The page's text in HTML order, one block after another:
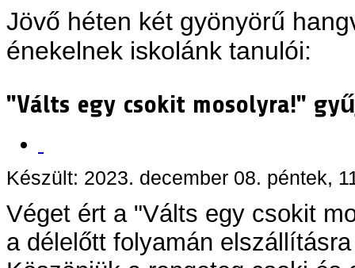
Jövő héten két gyönyörű
énekelnek iskolánk tanulói:
"Válts egy csokit mosolyra!"
Készült: 2023. december 08. péntek,
Véget ért a "Válts egy csokit
a délelőtt folyamán